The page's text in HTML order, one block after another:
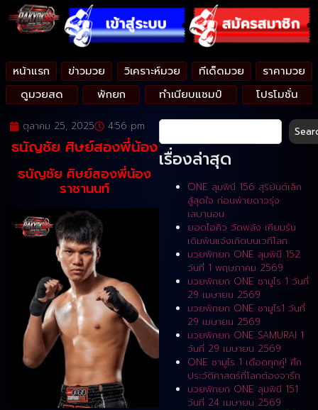
หน้าแรก ข่าวมวย วิเคราะห์มวย ทีเด็ดมวย
ราคามวย
ดูมวยสด
พักยก ทำเนียบแชมป์ โปรโมชั่น
ตุลาคม 25, 2025 4:56 pm
ธนัญชัย ศิษย์สองพี่น้อง
ธนัญชัย ศิษย์สองพี่น้อง
ราชานนท์
เรื่องล่าสุด
ONE ลุมพินี 156 สุริยันต์เล็ก
สู้สุดใจ ก่อนพ่ายดาวรุ่ง
เลบานอน
ยอดไอคิว วัดพลัง เคียมรัน
เดิมพันแจ้งเกิดบนเวทีโลก
มวยพักยก ONE ลุมพินี 152
วันที่ 1 พฤษภาคม 2569
มวยพักยก ONE ซามูไร 1 วันที่
29 เมษายน 2569
มวยพักยก ONE ซามูไร1 วันที่
29 เมษายน 2569
มวยพักยก ONE SAMURAI 1
วันที่ 29 เมษายน 2569
ONE ซามูไร 1 เดือดทุกคู่! ศึก
ประวัติศาสตร์ที่โลกต้องจารึก
มวยพักยก ONE ลุมพินี 151
วันที่ 24 เมษายน 2569